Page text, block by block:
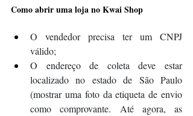
Como abrir uma loja no Kwai Shop
O vendedor precisa ter um CNPJ
válido;
O endereço de coleta deve estar
localizado no estado de São Paulo
(mostrar uma foto da etiqueta de envio
como comprovante. Até agora, as